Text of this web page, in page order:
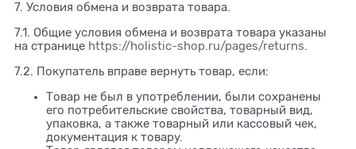
7. Условия обмена и возврата товара.
7.1. Общие условия обмена и возврата товара указаны
на странице https://holistic-shop.ru/pages/returns
7.2. Покупатель вправе вернуть товар, если:
Товар не был в употреблении, были сохранены
его потребительские свойства, товарный вид,
упаковка, а также товарный или кассовый чек,
документация к товару.